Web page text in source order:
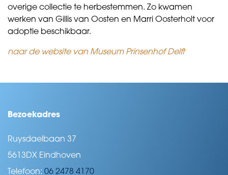
overige collectie te herbestemmen. Zo kwamen
werken van Gillis van Oosten en Marri Oosterholt voor
adoptie beschikbaar.
naar de website van Museum Prinsenhof Delft
Bezoekadres
Ruysdaelbaan 37
5613DX Eindhoven
Telefoon: 06 2478 4170